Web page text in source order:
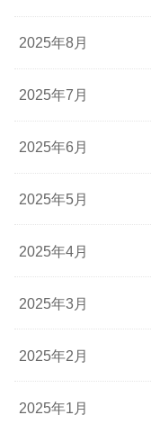
2025年8月
2025年7月
2025年6月
2025年5月
2025年4月
2025年3月
2025年2月
2025年1月